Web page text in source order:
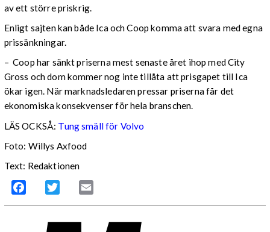
av ett större priskrig.
Enligt sajten kan både Ica och Coop komma att svara med egna
prissänkningar.
– Coop har sänkt priserna mest senaste året ihop med City
Gross och dom kommer nog inte tillåta att prisgapet till Ica
ökar igen. När marknadsledaren pressar priserna får det
ekonomiska konsekvenser för hela branschen.
LÄS OCKSÅ: Tung smäll för Volvo
Foto: Willys Axfood
Text: Redaktionen
Facebook Twitter